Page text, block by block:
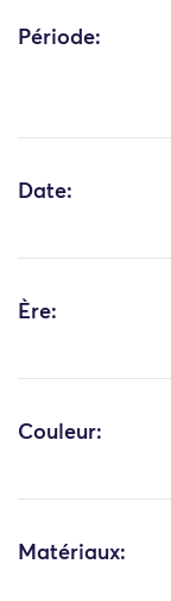
Période:
Date:
Ère:
Couleur:
Matériaux: